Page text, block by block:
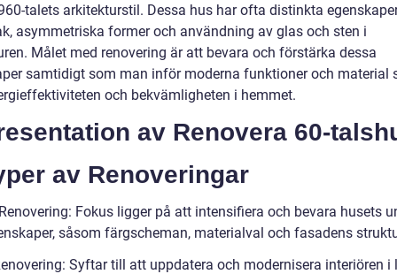
talets arkitekturstil. Dessa hus har ofta distinkta
asymmetriska former och användning av glas och sten i
Målet med renovering är att bevara och förstärka dessa
samtidigt som man inför moderna funktioner och material
och bekvämligheten i hemmet.
av Renovera 60-
av Renoveringar
Fokus ligger på att intensifiera och bevara husets
såsom färgscheman, materialval och fasadens
Syftar till att uppdatera och modernisera interiören i